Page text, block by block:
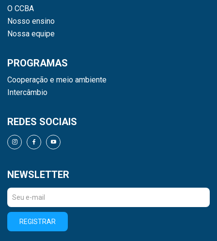
O CCBA
Nosso ensino
Nossa equipe
PROGRAMAS
Cooperação e meio ambiente
Intercâmbio
REDES SOCIAIS
NEWSLETTER
REGISTRAR